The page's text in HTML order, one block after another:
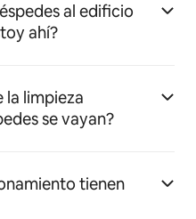
al edificio
ahí?
la limpieza
se vayan?
tienen